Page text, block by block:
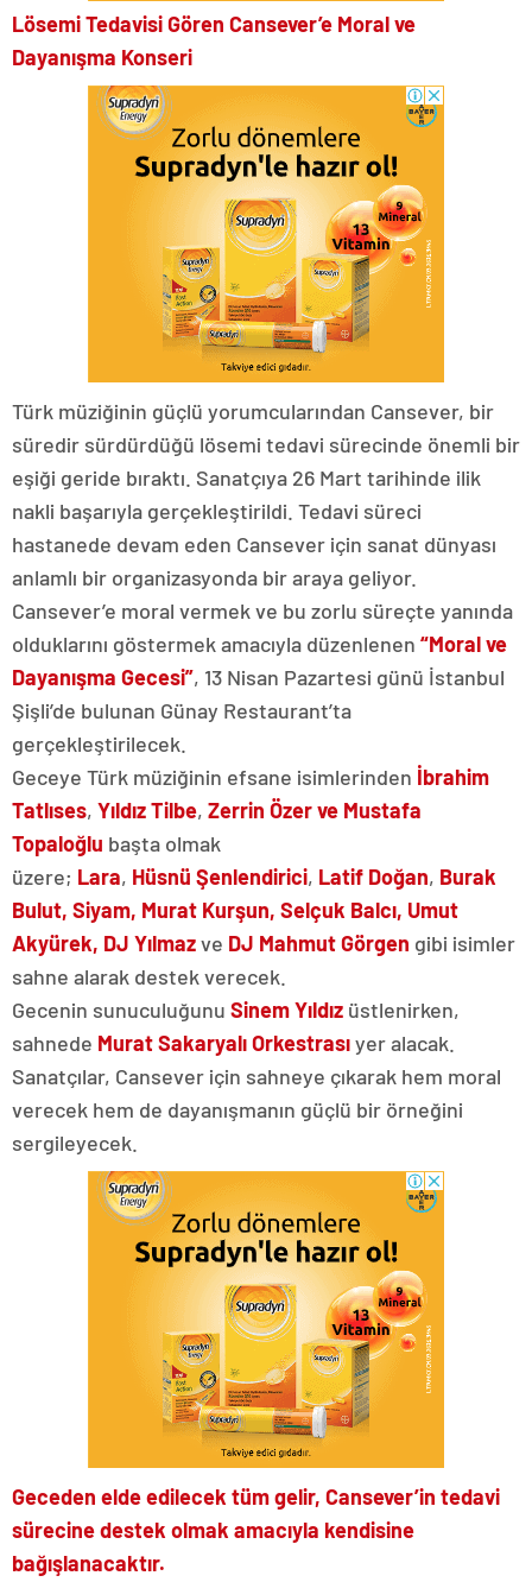
Lösemi Tedavisi Gören Cansever’e Moral ve
Dayanışma Konseri
Türk müziğinin güçlü yorumcularından Cansever, bir
süredir sürdürdüğü lösemi tedavi sürecinde önemli bir
eşiği geride bıraktı. Sanatçıya 26 Mart tarihinde ilik
nakli başarıyla gerçekleştirildi. Tedavi süreci
hastanede devam eden Cansever için sanat dünyası
anlamlı bir organizasyonda bir araya geliyor.
Cansever’e moral vermek ve bu zorlu süreçte yanında
olduklarını göstermek amacıyla düzenlenen “Moral ve
Dayanışma Gecesi”, 13 Nisan Pazartesi günü İstanbul
Şişli’de bulunan Günay Restaurant’ta
gerçekleştirilecek.
Geceye Türk müziğinin efsane isimlerinden İbrahim
Tatlıses, Yıldız Tilbe, Zerrin Özer ve Mustafa
Topaloğlu başta olmak
üzere; Lara, Hüsnü Şenlendirici, Latif Doğan, Burak
Bulut, Siyam, Murat Kurşun, Selçuk Balcı, Umut
Akyürek, DJ Yılmazve DJ Mahmut Görgen gibi isimler
sahne alarak destek verecek.
Gecenin sunuculuğunu Sinem Yıldız üstlenirken,
sahnede Murat Sakaryalı Orkestrasıyer alacak.
Sanatçılar, Cansever için sahneye çıkarak hem moral
verecek hem de dayanışmanın güçlü bir örneğini
sergileyecek.
Geceden elde edilecek tüm gelir, Cansever’in tedavi
sürecine destek olmak amacıyla kendisine
bağışlanacaktır.